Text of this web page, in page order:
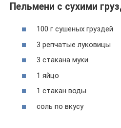
Пельмени с сухими
100 г сушеных груздей
3 репчатые луковицы
3 стакана муки
1 яйцо
1 стакан воды
соль по вкусу